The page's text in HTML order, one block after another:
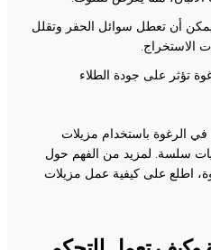
أن تعطل سوائل الحفر وتقلل
الاستخراج.
تؤثر على جودة الطلاء
في الرغوة باستخدام مزيلات
سلسة. لمزيد من الفهم حول
اطلع على كيفية عمل مزيلات